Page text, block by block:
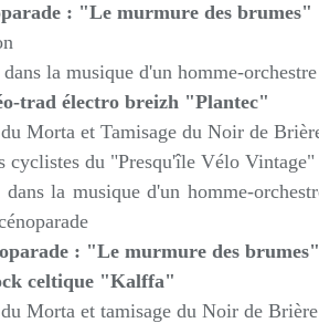
: "Le murmure des brumes"
la musique d'un homme-
trad électro breizh "Plantec"
Morta et Tamisage du Noir de
cyclistes du "Presqu'île Vélo Vintage"
la musique d'un homme-
: "Le murmure des brumes"
celtique "Kalffa"
Morta et tamisage du Noir de Brière